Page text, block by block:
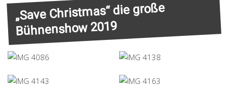
„Save Christmas“ die große
Bühnenshow 2019